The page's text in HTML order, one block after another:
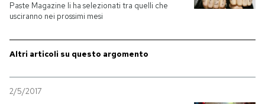
Scienza
Media
Paste Magazine li ha selezionati tra quelli che
usciranno nei prossimi mesi
Altri articoli su questo argomento
2/5/2017